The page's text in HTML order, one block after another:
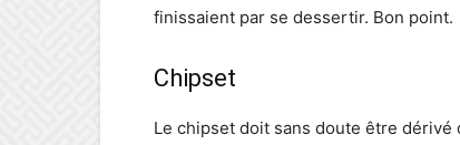
finissaient par se dessertir. Bon point.
Chipset
Le chipset doit sans doute être dérivé